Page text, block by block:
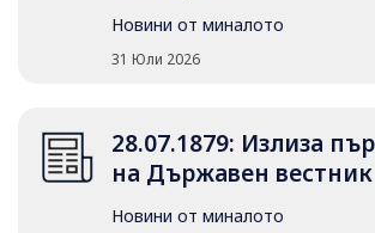
Новини от миналото
31 Юли 2026
28.07.1879: Излиза
на Държавен вестник
Новини от миналото